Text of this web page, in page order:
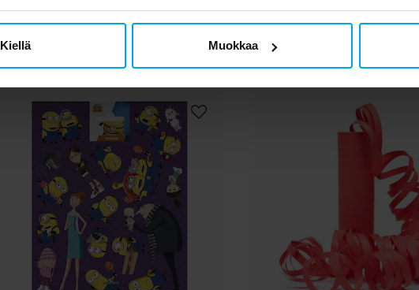
Kiellä Muokkaa
Toiset asiakkaat ostivat